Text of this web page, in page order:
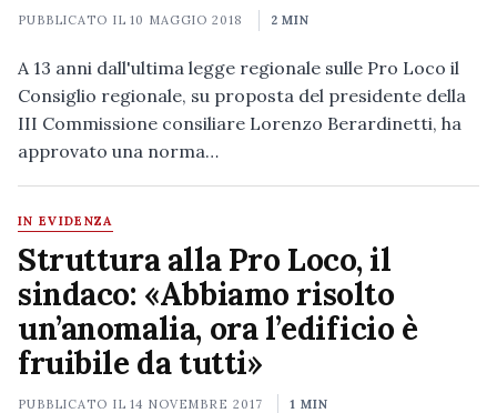
PUBBLICATO IL10 MAGGIO 2018 2 MIN
A 13 anni dall'ultima legge regionale sulle Pro Loco il
Consiglio regionale, su proposta del presidente della
III Commissione consiliare Lorenzo Berardinetti, ha
approvato una norma…
IN EVIDENZA
Struttura alla Pro Loco, il
sindaco: «Abbiamo risolto
un’anomalia, ora l’edificio è
fruibile da tutti»
PUBBLICATO IL14 NOVEMBRE 2017 1 MIN